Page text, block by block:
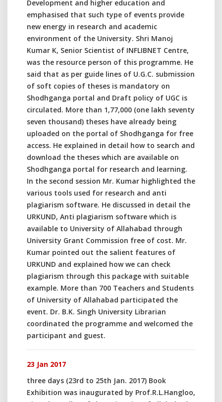
Development and higher education and
emphasised that such type of events provide
new energy in research and academic
environment of the University. Shri Manoj
Kumar K, Senior Scientist of INFLIBNET Centre,
was the resource person of this programme. He
said that as per guide lines of U.G.C. submission
of soft copies of theses is mandatory on
Shodhganga portal and Draft policy of UGC is
circulated. More than 1,77,000 (one lakh seventy
seven thousand) theses have already being
uploaded on the portal of Shodhganga for free
access. He explained in detail how to search and
download the theses which are available on
Shodhganga portal for research and learning.
In the second session Mr. Kumar highlighted the
various tools used for research and anti
plagiarism software. He discussed in detail the
URKUND, Anti plagiarism software which is
available to University of Allahabad through
University Grant Commission free of cost. Mr.
Kumar pointed out the salient features of
URKUND and explained how we can check
plagiarism through this package with suitable
example. More than 700 Teachers and Students
of University of Allahabad participated the
event. Dr. B.K. Singh University Librarian
coordinated the programme and welcomed the
participant and guest.
23 Jan 2017
three days (23rd to 25th Jan. 2017) Book
Exhibition was inaugurated by Prof.R.L.Hangloo,